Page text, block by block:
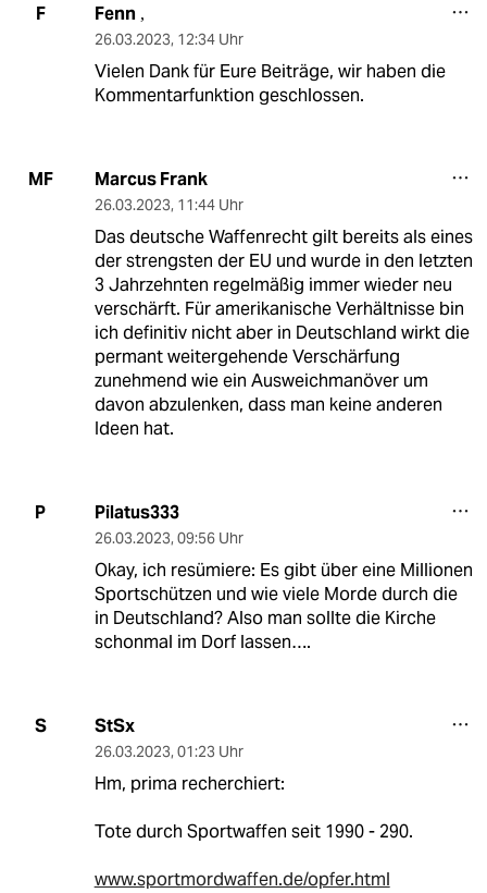
F Fenn,
26.03.2023, 12:34 Uhr
Vielen Dank für Eure Beiträge, wir haben die
Kommentarfunktion geschlossen.
MF Marcus Frank
26.03.2023, 11:44 Uhr
Das deutsche Waffenrecht gilt bereits als eines
der strengsten der EU und wurde in den letzten
3 Jahrzehnten regelmäßig immer wieder neu
verschärft. Für amerikanische Verhältnisse bin
ich definitiv nicht aber in Deutschland wirkt die
permant weitergehende Verschärfung
zunehmend wie ein Ausweichmanöver um
davon abzulenken, dass man keine anderen
Ideen hat.
P Pilatus333
26.03.2023, 09:56 Uhr
Okay, ich resümiere: Es gibt über eine Millionen
Sportschützen und wie viele Morde durch die
in Deutschland? Also man sollte die Kirche
schonmal im Dorf lassen….
S StSx
26.03.2023, 01:23 Uhr
Hm, prima recherchiert:
Tote durch Sportwaffen seit 1990 - 290.
www.sportmordwaffen.de/opfer.html